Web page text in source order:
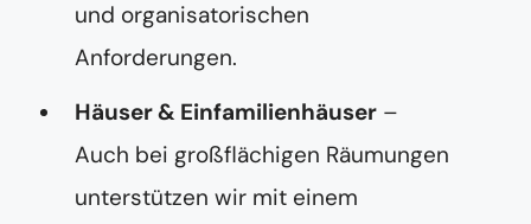
und organisatorischen
Anforderungen.
Häuser & Einfamilienhäuser –
Auch bei großflächigen Räumungen
unterstützen wir mit einem